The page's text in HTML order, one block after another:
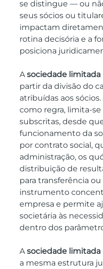
se distingue — ou
seus sócios ou
impactam
rotina decisória e a
posiciona
A sociedade limitada
partir da divisão do
atribuídas aos
como regra, limita-
subscritas, desde
funcionamento da
por contrato social,
administração, os
distribuição de
para transferência ou
instrumento
empresa e permite
societária às
dentro dos
A sociedade limitada
a mesma estrutura